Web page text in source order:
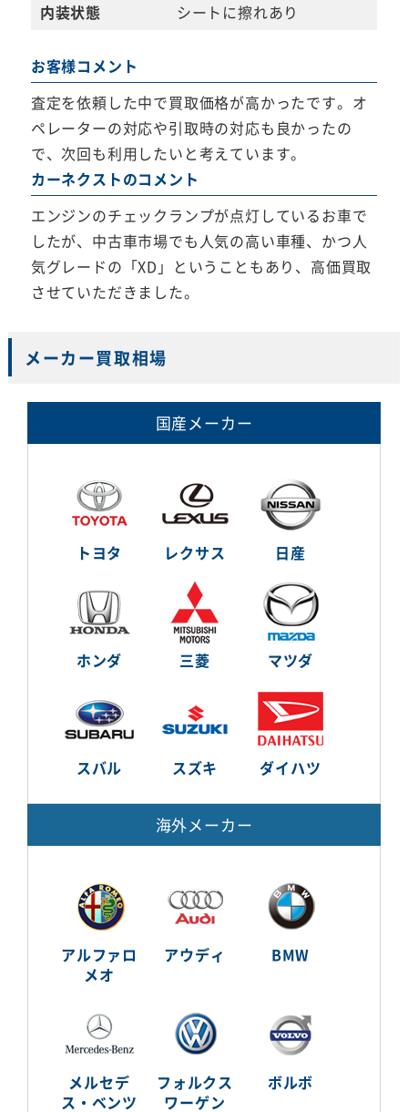
内装状態 シートに擦れあり
お客様コメント
査定を依頼した中で買取価格が高かったです。オ
ペレーターの対応や引取時の対応も良かったの
で、次回も利用したいと考えています。
カーネクストのコメント
エンジンのチェックランプが点灯しているお車で
したが、中古車市場でも人気の高い車種、かつ人
気グレードの「XD」ということもあり、高価買取
させていただきました。
メーカー買取相場
国産メーカー
トヨタ レクサス 日産
ホンダ 三菱 マツダ
スバル スズキ ダイハツ
海外メーカー
アルファロ
メオ
アウディ BMW
メルセデ
ス・ベンツ
フォルクス
ワーゲン
ボルボ